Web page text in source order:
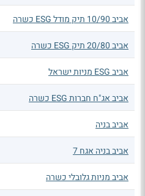
אביב 10/90 תיק מודל ESG כשרה
אביב 20/80 תיק ESG כשרה
אביב ESG מניות ישראל
אביב אג"ח חברות ESG כשרה
אביב בניה
אביב בניה אגח 7
אביב מניות גלובלי כשרה